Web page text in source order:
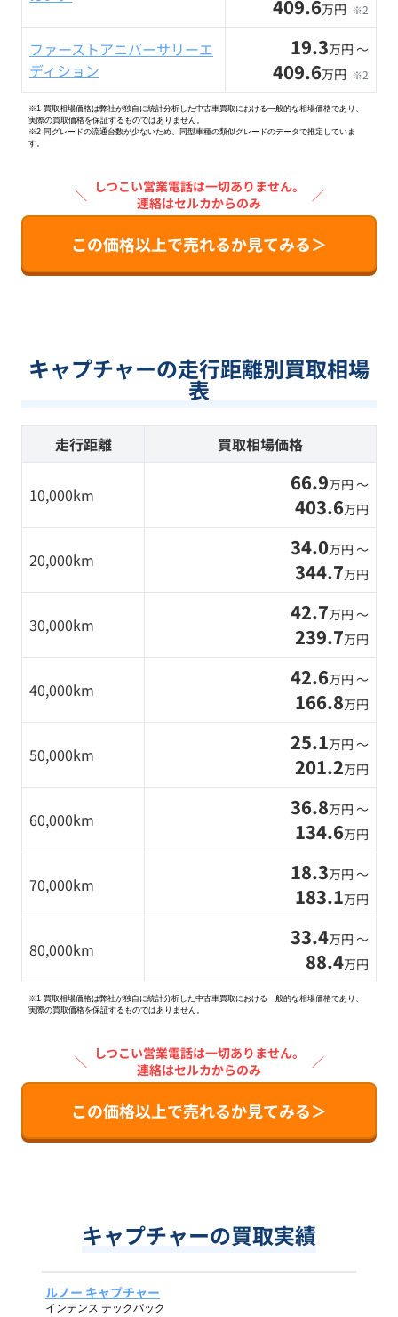
409.6万円 ※2
ファーストアニバーサリーエ
ディション
19.3万円 〜
409.6万円 ※2
※1 買取相場価格は弊社が独自に統計分析した中古車買取における一般的な相場価格であり、
実際の買取価格を保証するものではありません。
※2 同グレードの流通台数が少ないため、同型車種の類似グレードのデータで推定していま
す。
＼ しつこい営業電話は一切ありません。
連絡はセルカからのみ
／
この価格以上で売れるか見てみる＞
キャプチャーの走行距離別買取相場
表
走行距離 買取相場価格
10,000km 66.9万円 〜
403.6万円
20,000km 34.0万円 〜
344.7万円
30,000km 42.7万円 〜
239.7万円
40,000km 42.6万円 〜
166.8万円
50,000km 25.1万円 〜
201.2万円
60,000km 36.8万円 〜
134.6万円
70,000km 18.3万円 〜
183.1万円
80,000km 33.4万円 〜
88.4万円
※1 買取相場価格は弊社が独自に統計分析した中古車買取における一般的な相場価格であり、
実際の買取価格を保証するものではありません。
＼ しつこい営業電話は一切ありません。
連絡はセルカからのみ
／
この価格以上で売れるか見てみる＞
キャプチャーの買取実績
ルノー キャプチャー
インテンス テックパック